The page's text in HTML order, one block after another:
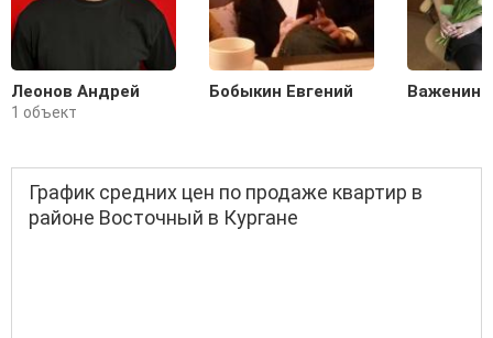
Леонов Андрей
1 объект
Бобыкин Евгений
График средних цен по продаже квартир в
районе Восточный в Кургане